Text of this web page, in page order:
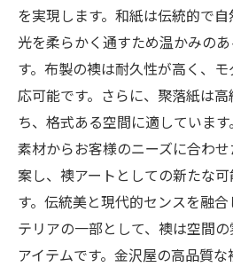
を実現します。和紙は伝統的で自
光を柔らかく通すため温かみの
す。布製の襖は耐久性が高く、
応可能です。さらに、聚落紙は
ち、格式ある空間に適していま
素材からお客様のニーズに合わ
案し、襖アートとしての新たな
す。伝統美と現代的センスを融
テリアの一部として、襖は空間
アイテムです。金沢屋の高品質な